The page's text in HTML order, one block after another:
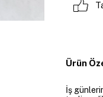
Ürün
İş